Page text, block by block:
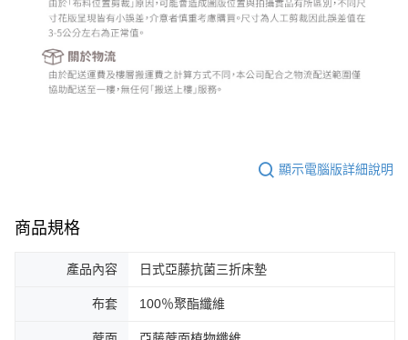
顯示電腦版詳細說明
商品規格
產品內容 日式亞藤抗菌三折床墊
布套 100％聚酯纖維